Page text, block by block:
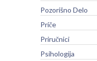
Pozorišno Delo
Priče
Priručnici
Psihologija